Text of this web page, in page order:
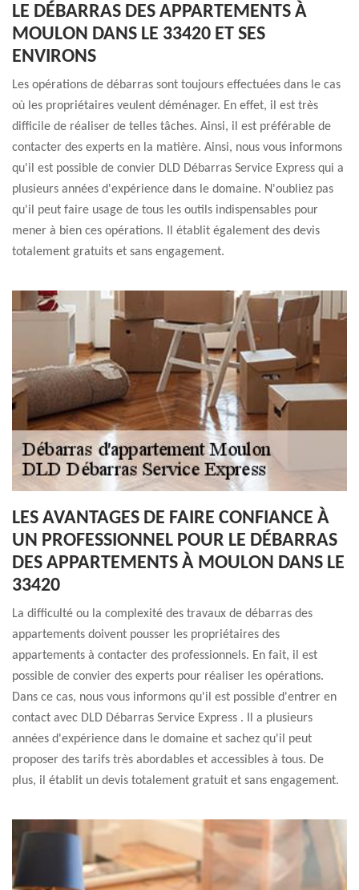
LE DÉBARRAS DES APPARTEMENTS À
MOULON DANS LE 33420 ET SES
ENVIRONS
Les opérations de débarras sont toujours effectuées dans le cas
où les propriétaires veulent déménager. En effet, il est très
difficile de réaliser de telles tâches. Ainsi, il est préférable de
contacter des experts en la matière. Ainsi, nous vous informons
qu'il est possible de convier DLD Débarras Service Express qui a
plusieurs années d'expérience dans le domaine. N'oubliez pas
qu'il peut faire usage de tous les outils indispensables pour
mener à bien ces opérations. Il établit également des devis
totalement gratuits et sans engagement.
LES AVANTAGES DE FAIRE CONFIANCE À
UN PROFESSIONNEL POUR LE DÉBARRAS
DES APPARTEMENTS À MOULON DANS LE
33420
La difficulté ou la complexité des travaux de débarras des
appartements doivent pousser les propriétaires des
appartements à contacter des professionnels. En fait, il est
possible de convier des experts pour réaliser les opérations.
Dans ce cas, nous vous informons qu'il est possible d'entrer en
contact avec DLD Débarras Service Express . Il a plusieurs
années d'expérience dans le domaine et sachez qu'il peut
proposer des tarifs très abordables et accessibles à tous. De
plus, il établit un devis totalement gratuit et sans engagement.